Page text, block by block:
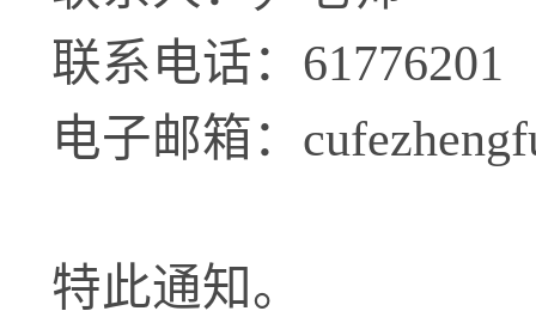
联系电话：61776201
电子邮箱：
特此通知。